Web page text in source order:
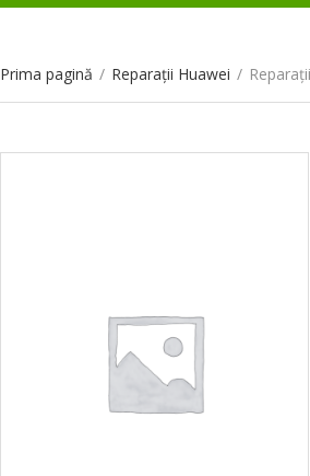
Prima pagină / Reparații Huawei /